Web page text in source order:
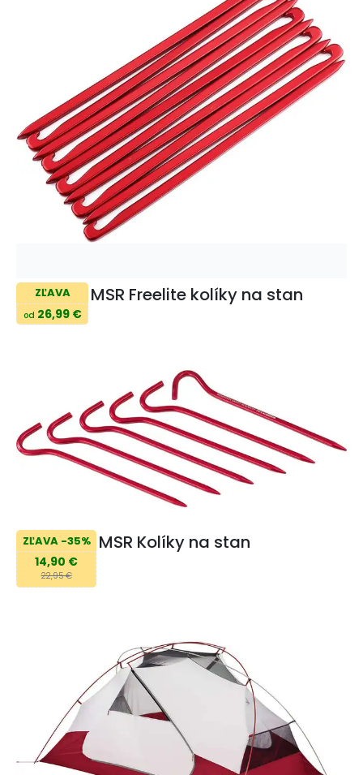
ZĽAVA
od 26,99 €
MSR Freelite kolíky na stan
ZĽAVA -35%
14,90 €
22,95 €
MSR Kolíky na stan